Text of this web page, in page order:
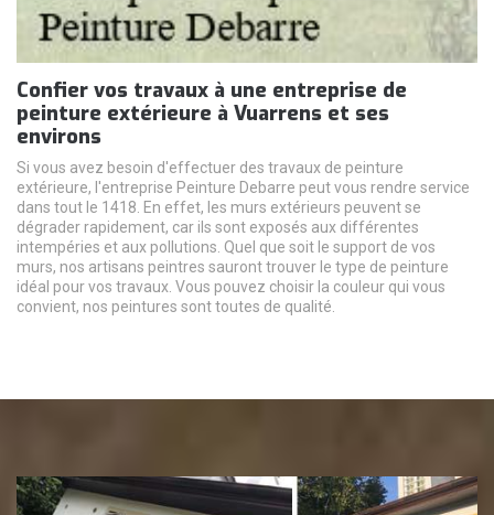
Confier vos travaux à une entreprise de
peinture extérieure à Vuarrens et ses
environs
Si vous avez besoin d'effectuer des travaux de peinture
extérieure, l'entreprise Peinture Debarre peut vous rendre service
dans tout le 1418. En effet, les murs extérieurs peuvent se
dégrader rapidement, car ils sont exposés aux différentes
intempéries et aux pollutions. Quel que soit le support de vos
murs, nos artisans peintres sauront trouver le type de peinture
idéal pour vos travaux. Vous pouvez choisir la couleur qui vous
convient, nos peintures sont toutes de qualité.